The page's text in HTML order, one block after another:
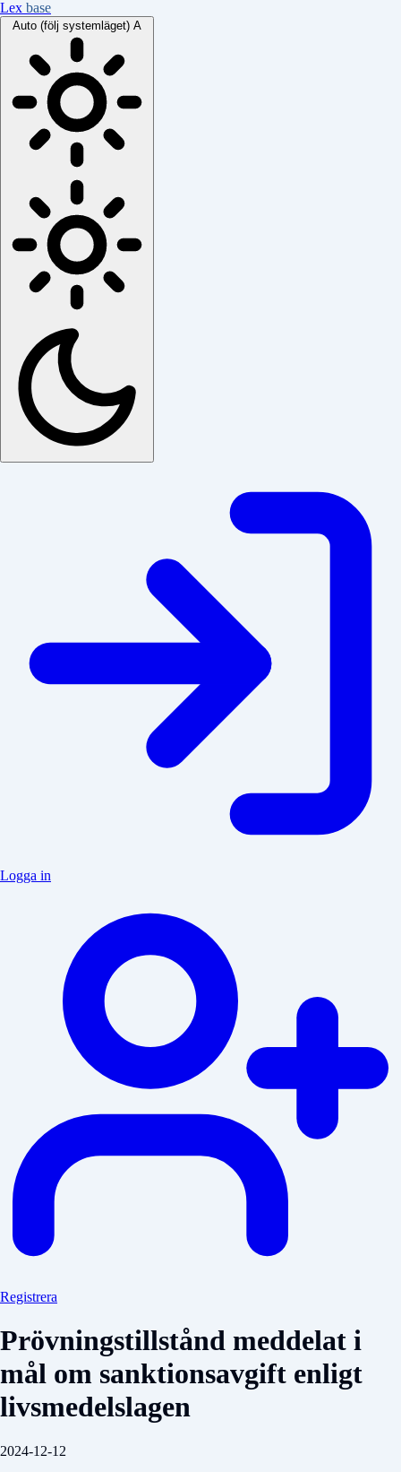
Lex base
Auto (följ systemläget) A
Logga in
Registrera
Prövningstillstånd meddelat i
mål om sanktionsavgift enligt
livsmedelslagen
2024-12-12